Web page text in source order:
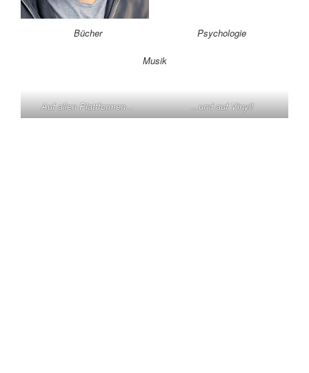
Bücher Psychologie
Musik
Auf allen Plattformen… …und auf Vinyl!